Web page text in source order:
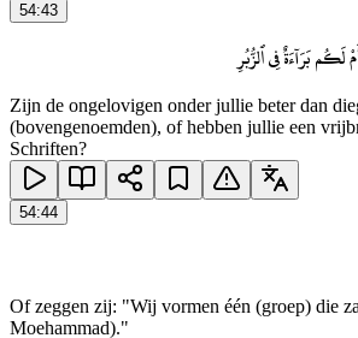
54:43
بَرَآءَةٌ فِى ٱلزُّبُرِ
Zijn de ongelovigen onder jullie beter dan
(bovengenoemden), of hebben jullie een
Schriften?
54:44
Of zeggen zij: "Wij vormen één (groep) die
Moehammad)."